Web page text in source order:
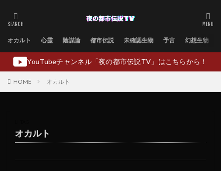
オカルト 心霊 陰謀論 都市伝説 未確認生物 予言 幻想生物
▶ YouTubeチャンネル「夜の都市伝説TV」はこちらから！
HOME オカルト
オカルト